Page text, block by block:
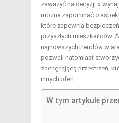
zaważyć na decyzji o
można zapominać o
które zapewnią
przyszłych mieszkańców.
najnowszych trendów w
pozwoli natomiast
zachęcającą przestrzeń,
innych ofert.
W tym artykule